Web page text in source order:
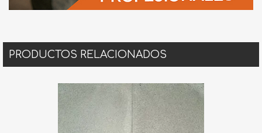
PRODUCTOS RELACIONADOS